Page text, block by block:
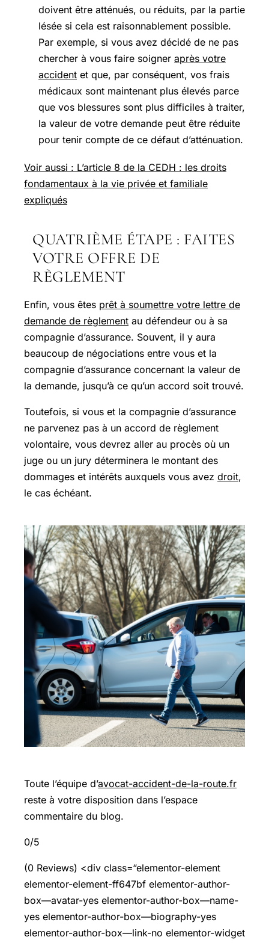
doivent être atténués, ou réduits, par la partie
lésée si cela est raisonnablement possible.
Par exemple, si vous avez décidé de ne pas
chercher à vous faire soigner après votre
accident et que, par conséquent, vos frais
médicaux sont maintenant plus élevés parce
que vos blessures sont plus difficiles à traiter,
la valeur de votre demande peut être réduite
pour tenir compte de ce défaut d’atténuation.
Voir aussi : L’article 8 de la CEDH : les droits
fondamentaux à la vie privée et familiale
expliqués
QUATRIÈME ÉTAPE : FAITES
VOTRE OFFRE DE
RÈGLEMENT
Enfin, vous êtes prêt à soumettre votre lettre de
demande de règlement au défendeur ou à sa
compagnie d’assurance. Souvent, il y aura
beaucoup de négociations entre vous et la
compagnie d’assurance concernant la valeur de
la demande, jusqu’à ce qu’un accord soit trouvé.
Toutefois, si vous et la compagnie d’assurance
ne parvenez pas à un accord de règlement
volontaire, vous devrez aller au procès où un
juge ou un jury déterminera le montant des
dommages et intérêts auxquels vous avez droit,
le cas échéant.
Toute l’équipe d’avocat-accident-de-la-route.fr
reste à votre disposition dans l’espace
commentaire du blog.
0/5
(0 Reviews) <div class=“elementor-element
elementor-element-ff647bf elementor-author-
box—avatar-yes elementor-author-box—name-
yes elementor-author-box—biography-yes
elementor-author-box—link-no elementor-widget